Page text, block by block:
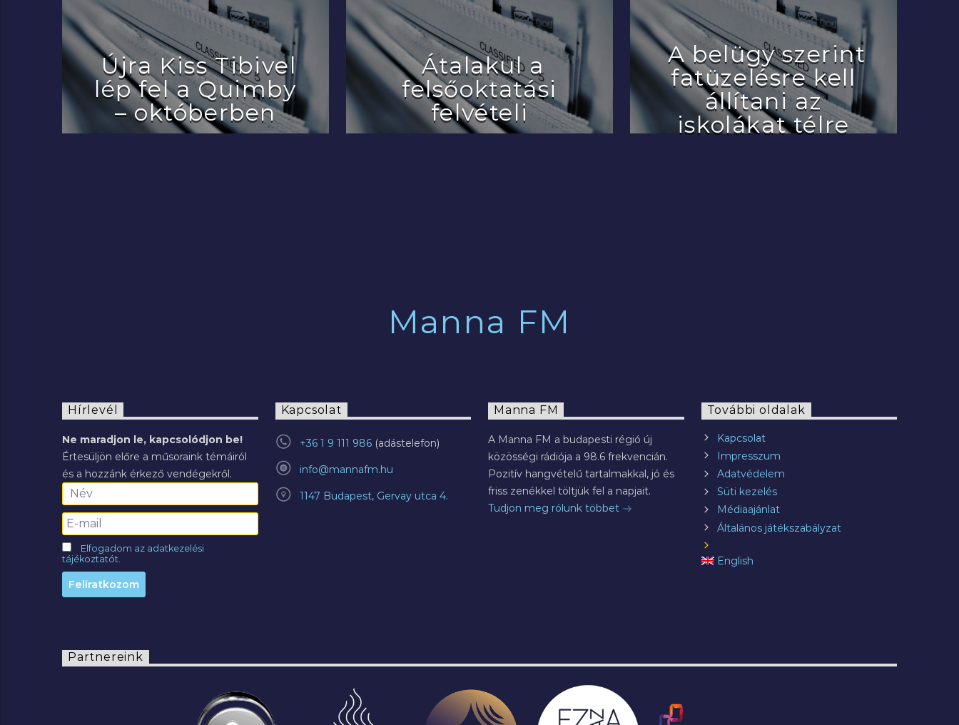
Újra Kiss Tibivel
lép fel a Quimby
– októberben
Átalakul a
felsőoktatási
felvételi
A belügy szerint
fatüzelésre kell
állítani az
iskolákat télre
Manna FM
Hírlevél
Ne maradjon le, kapcsolódjon be!
Értesüljön előre a műsoraink témáiról
és a hozzánk érkező vendégekről.
Elfogadom az adatkezelési
tájékoztatót.
Kapcsolat
+36 1 9 111 986
info@mannafm.hu
1147 Budapest, Gervay utca 4.
Manna FM
A Manna FM a budapesti régió új
közösségi rádiója a 98.6 frekvencián.
Pozitív hangvételű tartalmakkal, jó és
friss zenékkel töltjük fel a napjait.
Tudjon meg rólunk többet
További oldalak
Kapcsolat
Impresszum
Adatvédelem
Süti kezelés
Médiaajánlat
Általános játékszabályzat
English
Partnereink